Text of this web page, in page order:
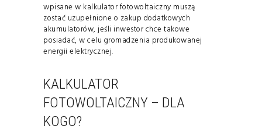
wpisane w kalkulator fotowoltaiczny muszą
zostać uzupełnione o zakup dodatkowych
akumulatorów, jeśli inwestor chce takowe
posiadać, w celu gromadzenia produkowanej
energii elektrycznej.
KALKULATOR
FOTOWOLTAICZNY – DLA
KOGO?